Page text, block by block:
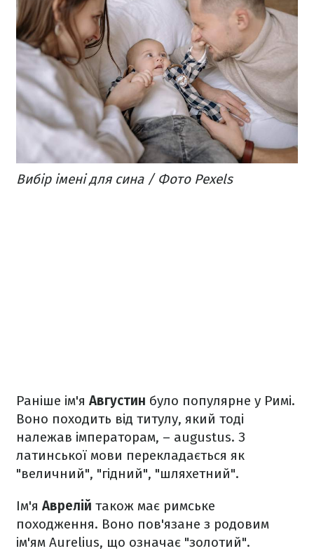
Вибір імені для сина / Фото Pexels
Раніше ім'я Августин було популярне у Римі.
Воно походить від титулу, який тоді
належав імператорам, – augustus. З
латинської мови перекладається як
"величний", "гідний", "шляхетний".
Ім'я Аврелій також має римське
походження. Воно пов'язане з родовим
ім'ям Aurelius, що означає "золотий".